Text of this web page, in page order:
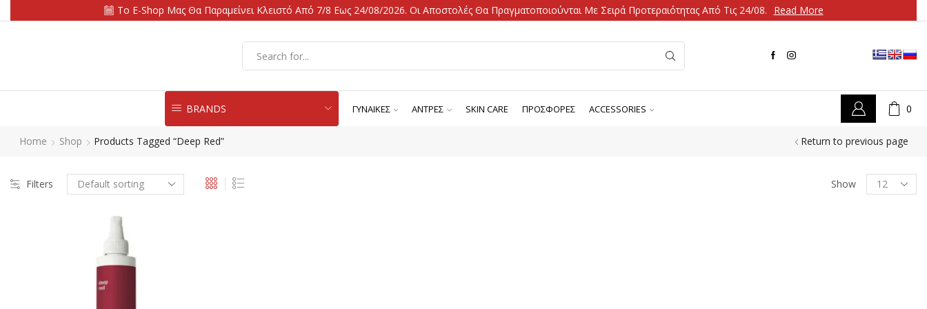
Το E-Shop Μας Θα Παραμείνει Κλειστό Από 7/8 Εως 24/08/2026. Οι Αποστολές Θα Πραγματοποιούνται Με Σειρά Προτεραιότητας Από Τις 24/08. Read More
BRANDS ΓΥΝΑΙΚΕΣ ΑΝΤΡΕΣ SKIN CARE ΠΡΟΣΦΟΡΕΣ ACCESSORIES 0
Home Shop Products Tagged “deep Red” Return to previous page
Filters Show